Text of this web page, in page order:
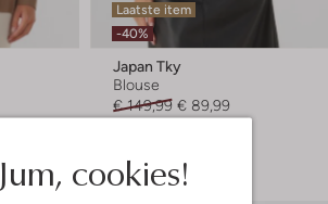
Jum, cookies!
Laatste item
-40%
Japan Tky
Blouse
€ 149,99 € 89,99